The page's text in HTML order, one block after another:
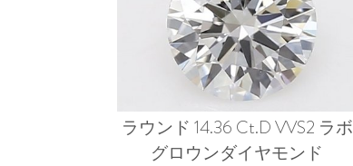
ラウンド 14.36 Ct.D VVS2 ラボ
グロウンダイヤモンド